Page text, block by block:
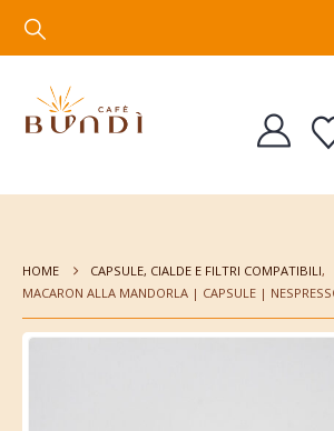
HOME CAPSULE, CIALDE E FILTRI COMPATIBILI,
MACARON ALLA MANDORLA | CAPSULE |